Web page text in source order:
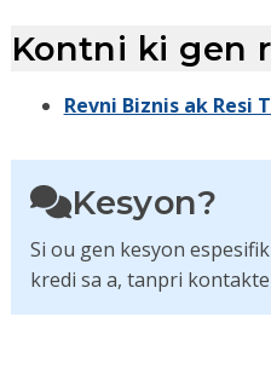
Kontni ki gen
Revni Biznis ak Resi
Kesyon?
Si ou gen kesyon
kredi sa a, tanpri kontakte